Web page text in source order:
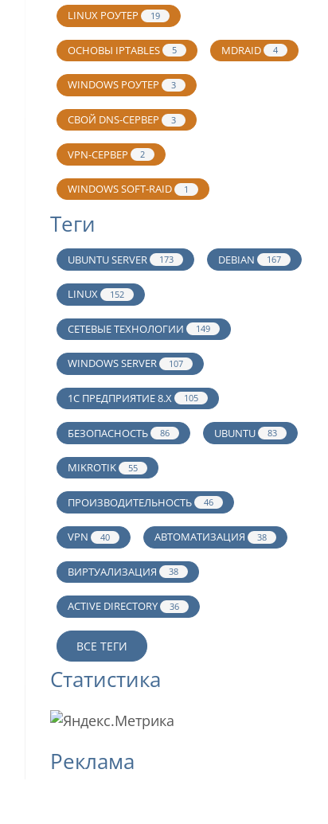
LINUX РОУТЕР 19
ОСНОВЫ IPTABLES 5 MDRAID 4
WINDOWS РОУТЕР 3
СВОЙ DNS-СЕРВЕР 3
VPN-СЕРВЕР 2
WINDOWS SOFT-RAID 1
Теги
UBUNTU SERVER 173 DEBIAN 167
LINUX 152
СЕТЕВЫЕ ТЕХНОЛОГИИ 149
WINDOWS SERVER 107
1С ПРЕДПРИЯТИЕ 8.Х 105
БЕЗОПАСНОСТЬ 86 UBUNTU 83
MIKROTIK 55
ПРОИЗВОДИТЕЛЬНОСТЬ 46
VPN 40 АВТОМАТИЗАЦИЯ 38
ВИРТУАЛИЗАЦИЯ 38
ACTIVE DIRECTORY 36
ВСЕ ТЕГИ
Статистика
Реклама